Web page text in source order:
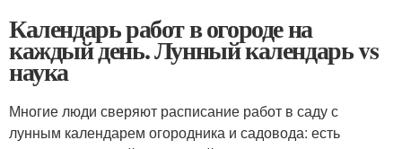
Календарь работ в огороде на
каждый день. Лунный календарь vs
наука
Многие люди сверяют расписание работ в саду с
лунным календарем огородника и садовода: есть